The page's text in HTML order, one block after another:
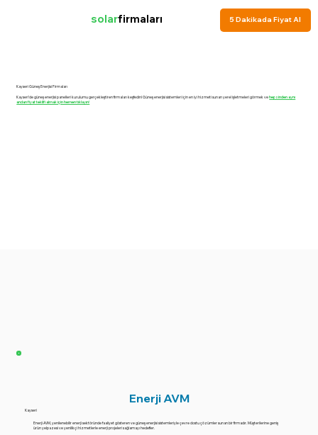
solarfirmaları 5 Dakikada Fiyat Al
Kayseri Güneş Enerjisi Firmaları
Kayseri'de güneş enerjisi panelleri kurulumu gerçekleştiren firmaları keşfedin! Güneş enerjisi sistemleri için en iyi hizmeti sunan yerel işletmeleri görmek ve hepsinden aynı
andan fiyat teklifi almak için hemen tıklayın!
Enerji AVM
Kayseri
Enerji AVM, yenilenebilir enerji sektöründe faaliyet gösteren ve güneş enerjisi sistemleriyle çevre dostu çözümler sunan bir firmadır. Müşterilerine geniş
ürün yelpazesi ve yenilikçi hizmetlerle enerji projeleri sağlamayı hedefler.